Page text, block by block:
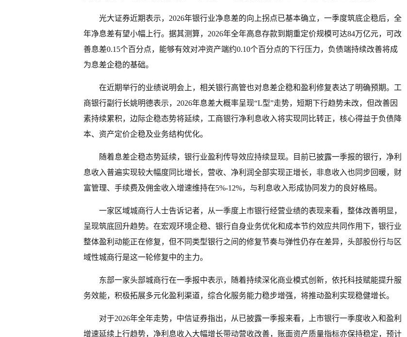
光大证券近期表示，2026年银行业净息差的向上拐点已基本确立，一季度筑底企稳后，全
年净息差有望小幅上行。据其测算，2026年全年高息存款到期重定价规模可达84万亿元，可改
善息差0.15个百分点，能够有效对冲资产端约0.10个百分点的下行压力，负债端持续改善将成
为息差企稳的基础。
在近期举行的业绩说明会上，相关银行高管也对息差企稳和盈利修复表达了明确预期。工
商银行副行长姚明德表示，2026年息差大概率呈现“L型”走势，短期下行趋势未改，但改善因
素持续累积，边际企稳态势将延续，工商银行净利息收入将实现同比转正，核心得益于负债降
本、资产定价企稳及业务结构优化。
随着息差企稳态势延续，银行业盈利传导效应持续显现。目前已披露一季报的银行，净利
息收入普遍实现较大幅度同比增长，营收、净利润全部实现正增长，非息收入也同步回暖，财
富管理、手续费及佣金收入增速维持在5%-12%，与利息收入形成协同发力的良好格局。
一家区域城商行人士告诉记者，从一季度上市银行经营业绩的表现来看，整体改善明显，
呈现筑底回升趋势。在宏观环境企稳、银行自身业务优化和成本节约效应共同作用下，银行业
整体盈利动能正在修复，但不同类型银行之间的修复节奏与弹性仍存在差异，头部股份行与区
域性城商行是这一轮修复中的主力。
东部一家头部城商行在一季报中表示，随着持续深化商业模式创新，依托科技赋能提升服
务效能，积极拓展多元化盈利渠道，综合化服务能力稳步增强，将推动盈利实现稳健增长。
对于2026年全年走势，中信证券指出，从已披露一季报来看，上市银行一季度收入和盈利
增速延续上行趋势，净利息收入大幅增长带动营收改善，账面资产质量指标亦保持稳定，预计